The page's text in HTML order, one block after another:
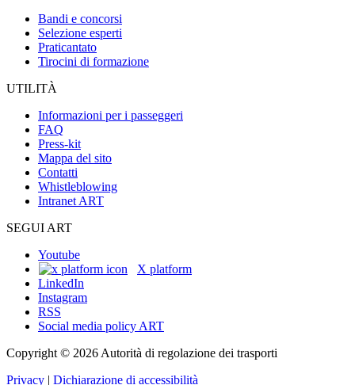
Bandi e concorsi
Selezione esperti
Praticantato
Tirocini di formazione
UTILITÀ
Informazioni per i passeggeri
FAQ
Press-kit
Mappa del sito
Contatti
Whistleblowing
Intranet ART
SEGUI ART
Youtube
X platform
LinkedIn
Instagram
RSS
Social media policy ART
Copyright © 2026 Autorità di regolazione dei trasporti
Privacy | Dichiarazione di accessibilità